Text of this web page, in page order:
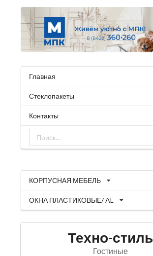
Главная
Стеклопакеты
Контакты
КОРПУСНАЯ МЕБЕЛЬ
ОКНА ПЛАСТИКОВЫЕ/ AL
Техно-стиль
Гостиные